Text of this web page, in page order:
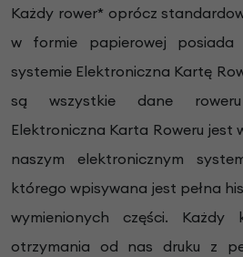
Każdy rower* oprócz
w formie papierowej posiada
systemie Elektroniczna Kartę
są wszystkie dane
Elektroniczna Karta Roweru jest
naszym elektronicznym
którego wpisywana jest pełna
wymienionych części. Każdy
otrzymania od nas druku z